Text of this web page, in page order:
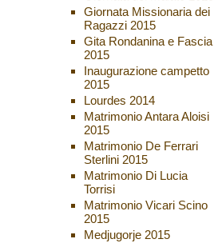
Giornata Missionaria dei
Ragazzi 2015
Gita Rondanina e Fascia
2015
Inaugurazione campetto
2015
Lourdes 2014
Matrimonio Antara Aloisi
2015
Matrimonio De Ferrari
Sterlini 2015
Matrimonio Di Lucia
Torrisi
Matrimonio Vicari Scino
2015
Medjugorje 2015